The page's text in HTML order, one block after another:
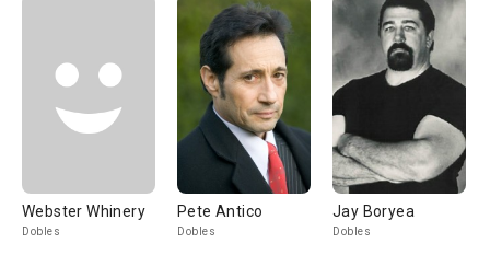
Webster Whinery
Dobles
Pete Antico
Dobles
Jay Boryea
Dobles